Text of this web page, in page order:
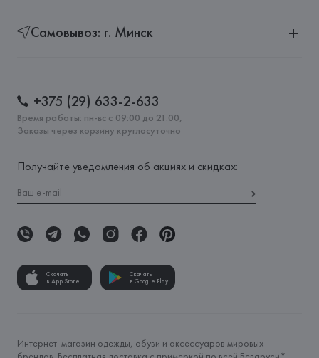
Самовывоз: г. Минск
+375 (29) 633-2-633
Время работы: пн-вс с 09:00 до 21:00,
Заказы через корзину круглосуточно
Получайте уведомления об акциях и скидках:
Скачать
в App Store
Скачать
в Google Play
Интернет-магазин одежды, обуви и аксессуаров мировых